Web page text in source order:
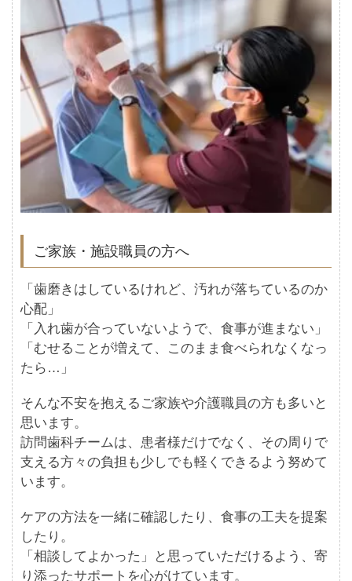
ご家族・施設職員の方へ
「歯磨きはしているけれど、汚れが落ちているのか
心配」
「入れ歯が合っていないようで、食事が進まない」
「むせることが増えて、このまま食べられなくなっ
たら…」
そんな不安を抱えるご家族や介護職員の方も多いと
思います。
訪問歯科チームは、患者様だけでなく、その周りで
支える方々の負担も少しでも軽くできるよう努めて
います。
ケアの方法を一緒に確認したり、食事の工夫を提案
したり。
「相談してよかった」と思っていただけるよう、寄
り添ったサポートを心がけています。